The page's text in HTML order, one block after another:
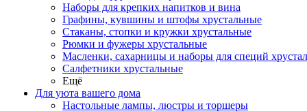
Наборы для крепких напитков и вина
Графины, кувшины и штофы хрустальные
Стаканы, стопки и кружки хрустальные
Рюмки и фужеры хрустальные
Масленки, сахарницы и наборы для специй
Салфетники хрустальные
Ещё
Для уюта вашего дома
Настольные лампы, люстры и торшеры